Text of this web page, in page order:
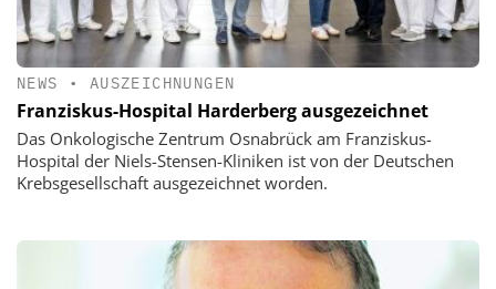
NEWS • AUSZEICHNUNGEN
Franziskus-Hospital Harderberg ausgezeichnet
Das Onkologische Zentrum Osnabrück am Franziskus-
Hospital der Niels-Stensen-Kliniken ist von der Deutschen
Krebsgesellschaft ausgezeichnet worden.